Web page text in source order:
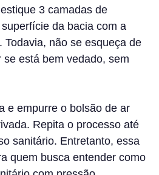
3 camadas de
da bacia com a
Todavia, não se esqueça de
está bem vedado, sem
e empurre o bolsão de ar
Repita o processo até
sanitário. Entretanto, essa
quem busca entender como